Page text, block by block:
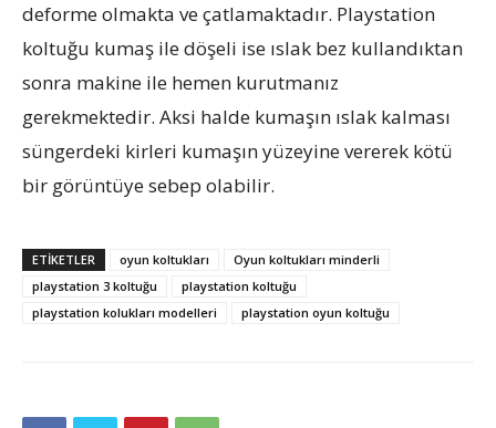
deforme olmakta ve çatlamaktadır. Playstation
koltuğu kumaş ile döşeli ise ıslak bez kullandıktan
sonra makine ile hemen kurutmanız
gerekmektedir. Aksi halde kumaşın ıslak kalması
süngerdeki kirleri kumaşın yüzeyine vererek kötü
bir görüntüye sebep olabilir.
ETIKETLER oyun koltukları
Oyun koltukları minderli
playstation 3 koltuğu
playstation koltuğu
playstation kolukları modelleri
playstation oyun koltuğu